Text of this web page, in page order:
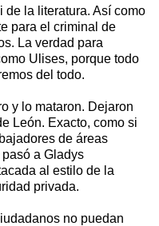
de la literatura. Así como
para el criminal de
La verdad para
Ulises, porque todo
del todo.
y lo mataron. Dejaron
León. Exacto, como si
de áreas
a Gladys
al estilo de la
privada.
no puedan